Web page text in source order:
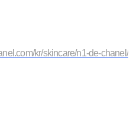
kr/skincare/n1-de-chanel/